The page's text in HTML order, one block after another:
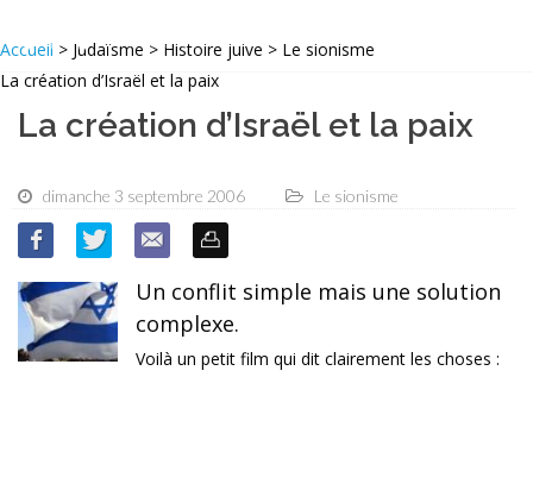
Accueil > Judaïsme > Histoire juive > Le sionisme
La création d’Israël et la paix
La création d’Israël et la paix
dimanche 3 septembre 2006 Le sionisme
Un conflit simple mais une solution
complexe.
Voilà un petit film qui dit clairement les choses :